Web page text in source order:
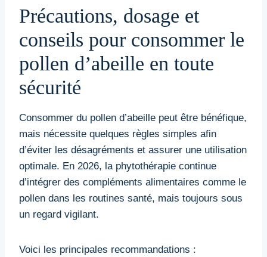
Précautions, dosage et
conseils pour consommer le
pollen d’abeille en toute
sécurité
Consommer du pollen d’abeille peut être bénéfique,
mais nécessite quelques règles simples afin
d’éviter les désagréments et assurer une utilisation
optimale. En 2026, la phytothérapie continue
d’intégrer des compléments alimentaires comme le
pollen dans les routines santé, mais toujours sous
un regard vigilant.
Voici les principales recommandations :